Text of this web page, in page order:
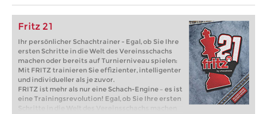
Fritz 21
Ihr persönlicher Schachtrainer - Egal, ob Sie Ihre
ersten Schritte in die Welt des Vereinsschachs
machen oder bereits auf Turnierniveau spielen:
Mit FRITZ trainieren Sie effizienter, intelligenter
und individueller als je zuvor.
FRITZ ist mehr als nur eine Schach-Engine – es ist
eine Trainingsrevolution! Egal, ob Sie Ihre ersten
Schritte in die Welt des Vereinsschachs machen